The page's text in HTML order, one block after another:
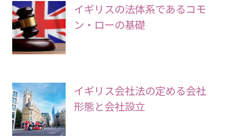
イギリスの法体系であるコモ
ン・ローの基礎
イギリス会社法の定める会社
形態と会社設立